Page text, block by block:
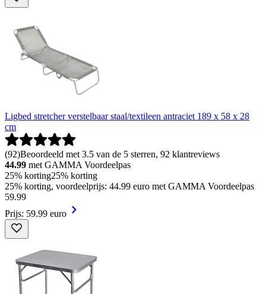
Ligbed stretcher verstelbaar staal/textileen antraciet 189 x 58 x 28
cm
(92)Beoordeeld met 3.5 van de 5 sterren, 92 klantreviews
44.99 met GAMMA Voordeelpas
25% korting25% korting
25% korting, voordeelprijs: 44.99 euro met GAMMA Voordeelpas
59.99
Prijs: 59.99 euro